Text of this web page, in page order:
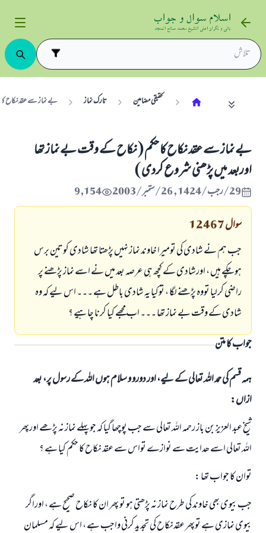
تحقیقی مضامین تارک نماز بے نماز سے عقد نکاح
بے نماز سے عقد نکاح کا حکم ( نکاح کے وقت بے نماز تھا
اوربعد میں پڑھنی شروع کردی )
29/رجب/1424 , 26/ستمبر/2003 9,154
سوال12467
جب ہم نے شادی کی تومیرا خاوند نماز نہيں پڑھتا تھا شادی کوتین برس
ہوچکے ہیں ، اورشادی کے کچھ ہی عرصہ بعد میں نے اسے نماز پڑھنے پر
راضي کرلیا تووہ پڑھنے لگا ، توکیا یہ شادی باطل ہے ۔۔۔ اس لیے کہ وہ
شادی کے وقت بے نماز تھا ۔۔۔ اب مجھے کیا کرنا چاہیے ؟
جواب کا متن
ہمہ قسم کی حمد اللہ تعالی کے لیے، اور دورو و سلام ہوں اللہ کے رسول پر، بعد
ازاں:
شیخ عبد العزیز بن باز رحمہ اللہ تعالی سے جب پوچھا گيا کہ جوپہلے نماز نہ پڑھے اورپھر
اللہ تعالی اسے ھدایت سے نوازے تواس سے عقد نکاح کا حکم کیا ہے ؟
توان کا جواب تھا :
جب بیوی بھی خاوند کی طرح نماز نہ پڑھتی ہو تو پھر ان کا نکاح صحیح ہے ، اوراگر
بیوی نمازی ہے توپھر عقدنکاح کی تجدید کرنی واجب ہے ، اس لیے کہ مسلمان